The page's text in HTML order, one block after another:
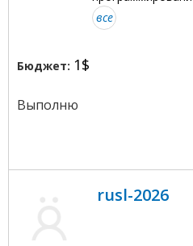
все
Бюджет: 1$
Выполню
rusl-2026